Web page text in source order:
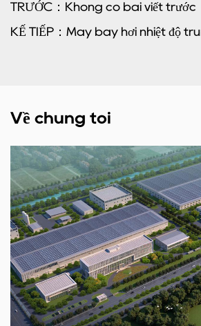
TRƯỚC：Không có bài viết trước
KẾ TIẾP：Máy bay hơi nhiệt độ
Về chúng tôi